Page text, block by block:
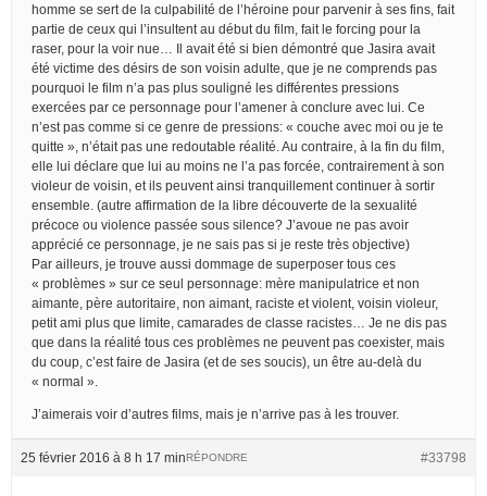
homme se sert de la culpabilité de l’héroine pour parvenir à ses fins, fait
partie de ceux qui l’insultent au début du film, fait le forcing pour la
raser, pour la voir nue… Il avait été si bien démontré que Jasira avait
été victime des désirs de son voisin adulte, que je ne comprends pas
pourquoi le film n’a pas plus souligné les différentes pressions
exercées par ce personnage pour l’amener à conclure avec lui. Ce
n’est pas comme si ce genre de pressions: « couche avec moi ou je te
quitte », n’était pas une redoutable réalité. Au contraire, à la fin du film,
elle lui déclare que lui au moins ne l’a pas forcée, contrairement à son
violeur de voisin, et ils peuvent ainsi tranquillement continuer à sortir
ensemble. (autre affirmation de la libre découverte de la sexualité
précoce ou violence passée sous silence? J’avoue ne pas avoir
apprécié ce personnage, je ne sais pas si je reste très objective)
Par ailleurs, je trouve aussi dommage de superposer tous ces
« problèmes » sur ce seul personnage: mère manipulatrice et non
aimante, père autoritaire, non aimant, raciste et violent, voisin violeur,
petit ami plus que limite, camarades de classe racistes… Je ne dis pas
que dans la réalité tous ces problèmes ne peuvent pas coexister, mais
du coup, c’est faire de Jasira (et de ses soucis), un être au-delà du
« normal ».
J’aimerais voir d’autres films, mais je n’arrive pas à les trouver.
25 février 2016 à 8 h 17 min #33798
RÉPONDRE